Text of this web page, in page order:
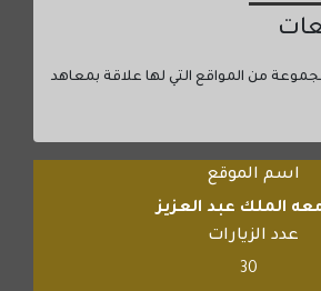
من المواقع التي لها علاقة بمعاهد
اسم الموقع
الملك عبد العزيز
عدد الزيارات
30